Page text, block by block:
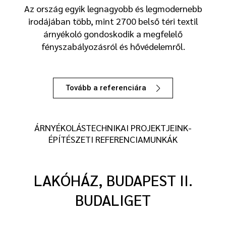
Az ország egyik legnagyobb és legmodernebb
irodájában több, mint 2700 belső téri textil
árnyékoló gondoskodik a megfelelő
fényszabályozásról és hővédelemről.
Tovább a referenciára
ÁRNYÉKOLÁSTECHNIKAI PROJEKTJEINK-
ÉPÍTÉSZETI REFERENCIAMUNKÁK
LAKÓHÁZ, BUDAPEST II.
BUDALIGET